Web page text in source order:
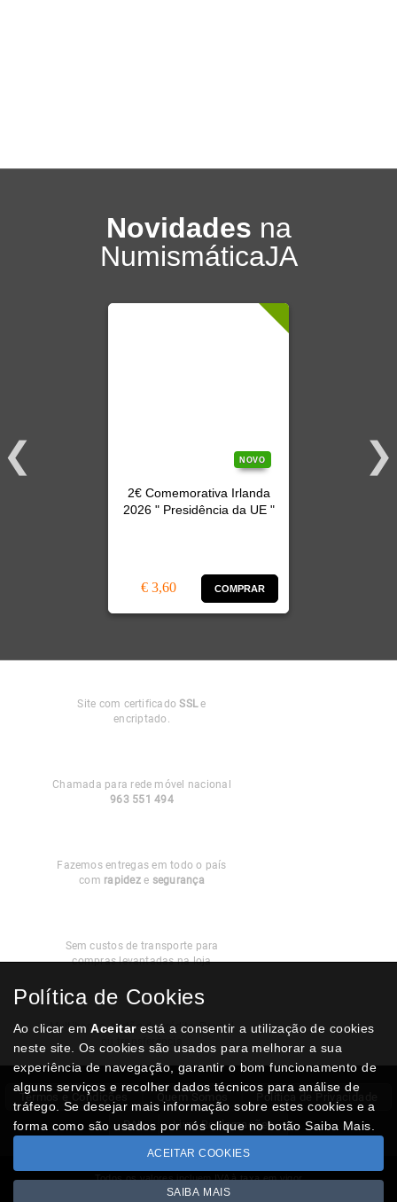
Novidades na
NumismáticaJA
NOVO
2€ Comemorativa Irlanda
2026 " Presidência da UE "
€ 3,60 COMPRAR
Site com certificadoSSLe
encriptado.
Chamada para rede móvel nacional
963 551 494
Fazemos entregas em todo o país
com rapideze segurança
Sem custos de transporte para
compras levantadas na loja
Modos dePagamento
Multibanco, cartão de crédito, Paypal
ou transferência
Termos e Condições Politica de Privacidade
RAL Livro Reclamações
Todos os valores incluem IVA à taxa em vigor
Copyright © NUMISMATICAJA.com 2026
Política de Cookies
Ao clicar emAceitarestá a consentir a utilização de cookies
neste site. Os cookies são usados para melhorar a sua
experiência de navegação, garantir o bom funcionamento de
alguns serviços e recolher dados técnicos para análise de
tráfego. Se desejar mais informação sobre estes cookies e a
forma como são usados por nós clique no botão Saiba Mais.
ACEITAR COOKIES
SAIBA MAIS